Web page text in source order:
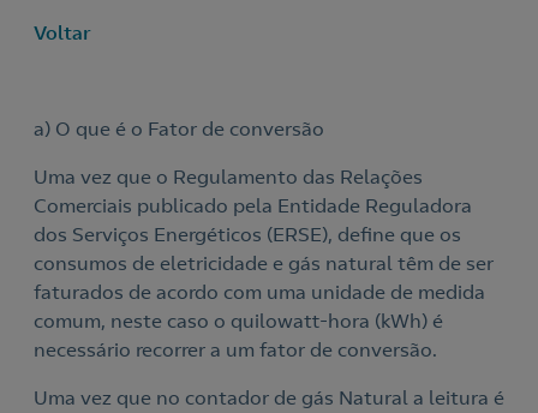
Voltar
a) O que é o Fator de conversão
Uma vez que o Regulamento das Relações
Comerciais publicado pela Entidade Reguladora
dos Serviços Energéticos (ERSE), define que os
consumos de eletricidade e gás natural têm de ser
faturados de acordo com uma unidade de medida
comum, neste caso o quilowatt-hora (kWh) é
necessário recorrer a um fator de conversão.
Uma vez que no contador de gás Natural a leitura é